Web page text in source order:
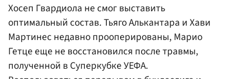
Хосеп Гвардиола не смог выставить
оптимальный состав. Тьяго Алькантара иХави
Мартинес недавно прооперированы, Марио
Гетце еще не восстановился после травмы,
полученной в СуперкубкеУЕФА.